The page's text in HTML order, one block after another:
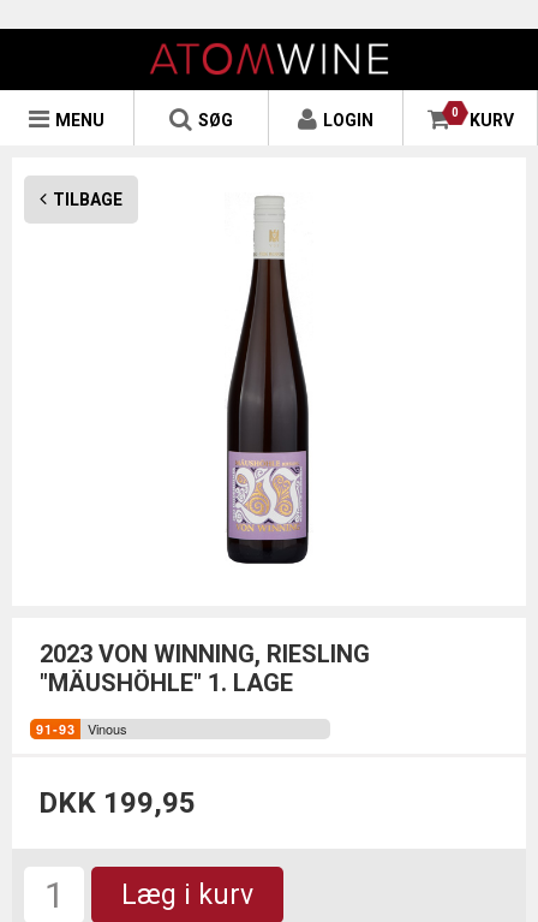
0 KURV
LOGIN
SØG
MENU
TILBAGE
2023 VON WINNING, RIESLING
"MÄUSHÖHLE" 1. LAGE
Vinous
DKK 199,95
Læg i kurv